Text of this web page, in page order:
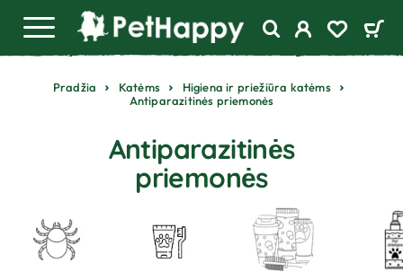
Pradžia Katėms
Higiena ir priežiūra katėms
Antiparazitinės priemonės
Antiparazitinės
priemonės